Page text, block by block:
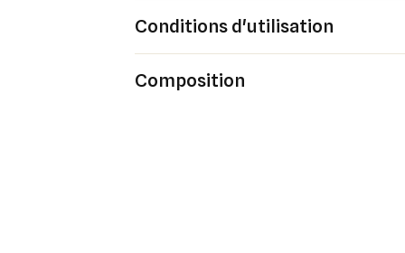
Conditions d'utilisation
Composition